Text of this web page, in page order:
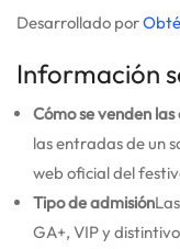
Desarrollado por
Información
Cómo se venden
las entradas de un
web oficial del
Tipo de admisión
GA+, VIP y